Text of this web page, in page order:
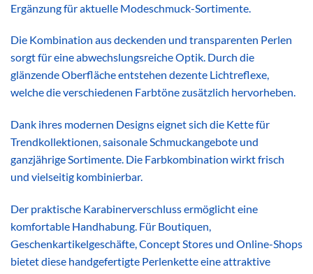
Ergänzung für aktuelle Modeschmuck-Sortimente.
Die Kombination aus deckenden und transparenten Perlen
sorgt für eine abwechslungsreiche Optik. Durch die
glänzende Oberfläche entstehen dezente Lichtreflexe,
welche die verschiedenen Farbtöne zusätzlich hervorheben.
Dank ihres modernen Designs eignet sich die Kette für
Trendkollektionen, saisonale Schmuckangebote und
ganzjährige Sortimente. Die Farbkombination wirkt frisch
und vielseitig kombinierbar.
Der praktische Karabinerverschluss ermöglicht eine
komfortable Handhabung. Für Boutiquen,
Geschenkartikelgeschäfte, Concept Stores und Online-Shops
bietet diese handgefertigte Perlenkette eine attraktive